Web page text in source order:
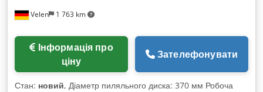
Velen 1 763 km
ціну
Зателефонувати
Стан: новий, Діаметр пиляльного диска: 370 мм Робоча